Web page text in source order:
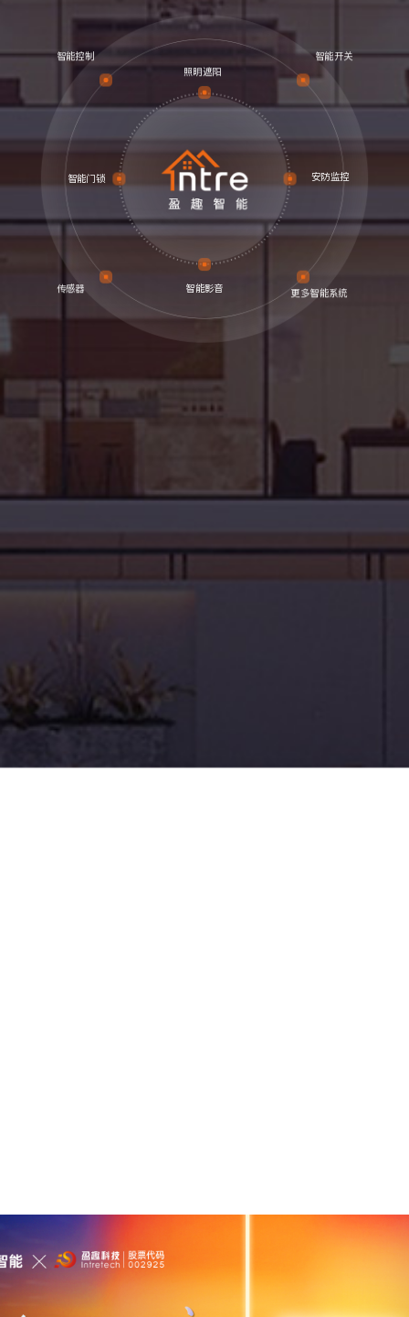
智能控制 智能开关
照明遮阳
智能门锁 安防监控
传感器 智能影音 更多智能系统